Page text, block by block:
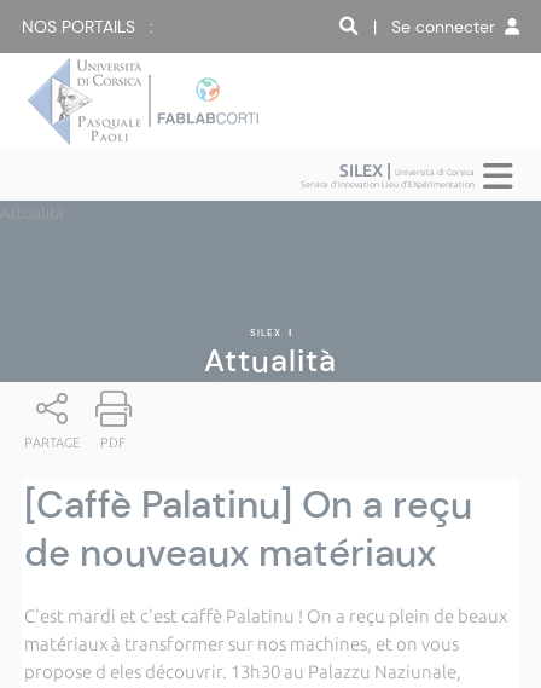
NOS PORTAILS : | Se connecter
SILEX |Università di Corsica
Service d'Innovation Lieu d'EXpérimentation
Attualità
SILEX |
Attualità
PARTAGE PDF
[Caffè Palatinu] On a reçu
de nouveaux matériaux
C'est mardi et c'est caffè Palatinu ! On a reçu plein de beaux
matériaux à transformer sur nos machines, et on vous
propose d eles découvrir. 13h30 au Palazzu Naziunale,